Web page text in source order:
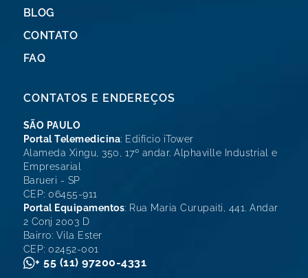
BLOG
CONTATO
FAQ
CONTATOS E ENDEREÇOS
SÃO PAULO
Portal Telemedicina: Edifício iTower
Alameda Xingu, 350, 17º andar. Alphaville Industrial e
Empresarial
Barueri - SP
CEP: 06455-911
Portal Equipamentos: Rua Maria Curupaiti, 441. Andar
2 Conj 2003 D
Bairro: Vila Ester
CEP: 02452-001
+ 55 (11) 97200-4331